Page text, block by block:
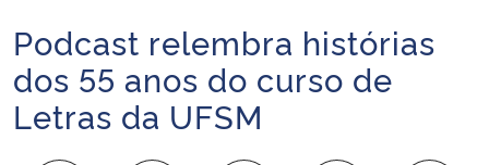
Ministério da Infraestrutura
Ministério da Agricultura, Pecuária e Abastecimento
Início do conteúdo
Podcast relembra histórias
dos 55 anos do curso de
Letras da UFSM